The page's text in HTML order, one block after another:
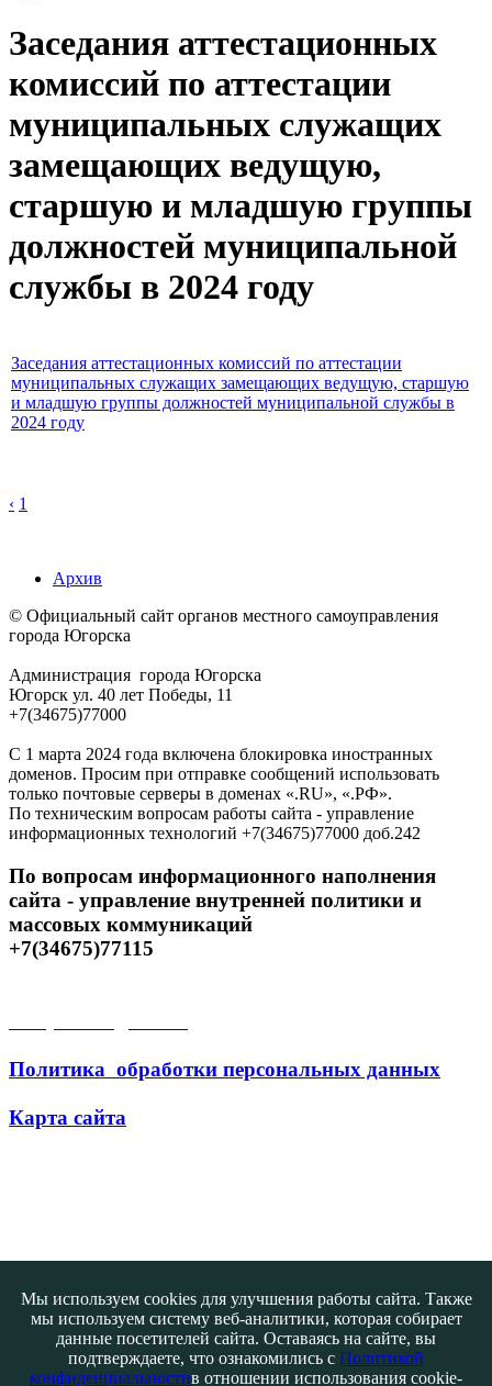
Заседания аттестационных
комиссий по аттестации
муниципальных служащих
замещающих ведущую,
старшую и младшую группы
должностей муниципальной
службы в 2024 году
Заседания аттестационных комиссий по аттестации
муниципальных служащих замещающих ведущую, старшую
и младшую группы должностей муниципальной службы в
2024 году
‹ 1
Архив
© Официальный сайт органов местного самоуправления
города Югорска
Администрация города Югорска
Югорск ул. 40 лет Победы, 11
+7(34675)77000
С 1 марта 2024 года включена блокировка иностранных
доменов. Просим при отправке сообщений использовать
только почтовые серверы в доменах «.RU», «.РФ».
По техническим вопросам работы сайта - управление
информационных технологий +7(34675)77000 доб.242
По вопросам информационного наполнения
сайта - управление внутренней политики и
массовых коммуникаций
+7(34675)77115
Политика обработки персональных данных
Карта сайта
Мы используем cookies для улучшения работы сайта. Также
мы используем систему веб-аналитики, которая собирает
данные посетителей сайта. Оставаясь на сайте, вы
подтверждаете, что ознакомились с Политикой
конфиденциальностив отношении использования cookie-